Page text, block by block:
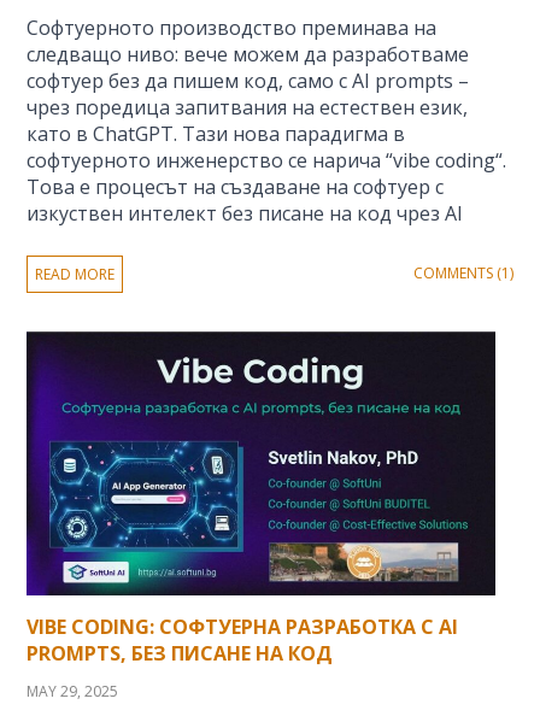
Софтуерното производство преминава на
следващо ниво: вече можем да разработваме
софтуер без да пишем код, само с AI prompts –
чрез поредица запитвания на естествен език,
като в ChatGPT. Тази нова парадигма в
софтуерното инженерство се нарича “vibe coding“.
Това е процесът на създаване на софтуер с
изкуствен интелект без писане на код чрез AI
READ MORE COMMENTS (1)
VIBE CODING: СОФТУЕРНА РАЗРАБОТКА С AI
PROMPTS, БЕЗ ПИСАНЕ НА КОД
MAY 29, 2025